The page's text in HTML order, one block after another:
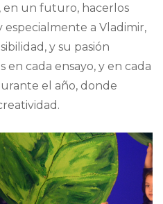
en un futuro, hacerlos
especialmente a Vladimir,
y su pasión
en cada ensayo, y en cada
el año, donde